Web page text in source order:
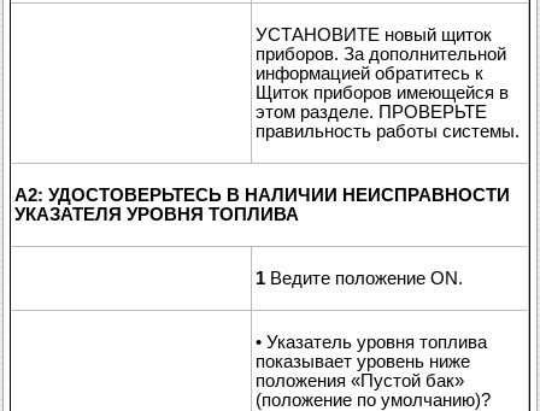
УСТАНОВИТЕ новый щиток
приборов. За дополнительной
информацией обратитесь к
Щиток приборов имеющейся в
этом разделе. ПРОВЕРЬТЕ
правильность работы системы.
A2: УДОСТОВЕРЬТЕСЬ В НАЛИЧИИ НЕИСПРАВНОСТИ
УКАЗАТЕЛЯ УРОВНЯ ТОПЛИВА
1 Ведите положение ON.
• Указатель уровня топлива
показывает уровень ниже
положения «Пустой бак»
(положение по умолчанию)?